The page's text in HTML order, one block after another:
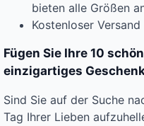
bieten alle Größen
Kostenloser Versand
Fügen Sie Ihre 10
einzigartiges
Sind Sie auf der Suche
Tag Ihrer Lieben